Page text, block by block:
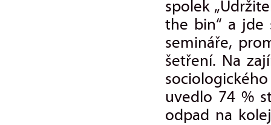
spolek
the bin“ a jde
semináře,
šetření. Na
uvedlo 74 %
odpad na